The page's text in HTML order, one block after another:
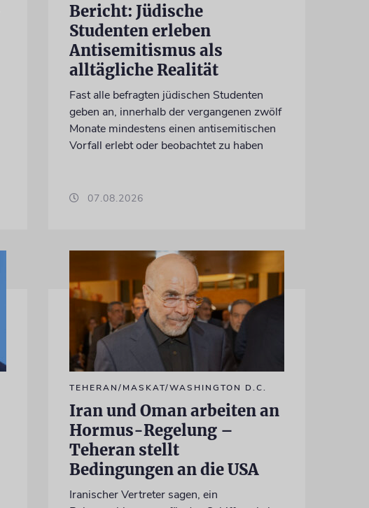
Bericht: Jüdische
Studenten erleben
Antisemitismus als
alltägliche Realität
Fast alle befragten jüdischen Studenten
geben an, innerhalb der vergangenen zwölf
Monate mindestens einen antisemitischen
Vorfall erlebt oder beobachtet zu haben
07.08.2026
TEHERAN/MASKAT/WASHINGTON D.C.
Iran und Oman arbeiten an
Hormus-Regelung –
Teheran stellt
Bedingungen an die USA
Iranischer Vertreter sagen, ein